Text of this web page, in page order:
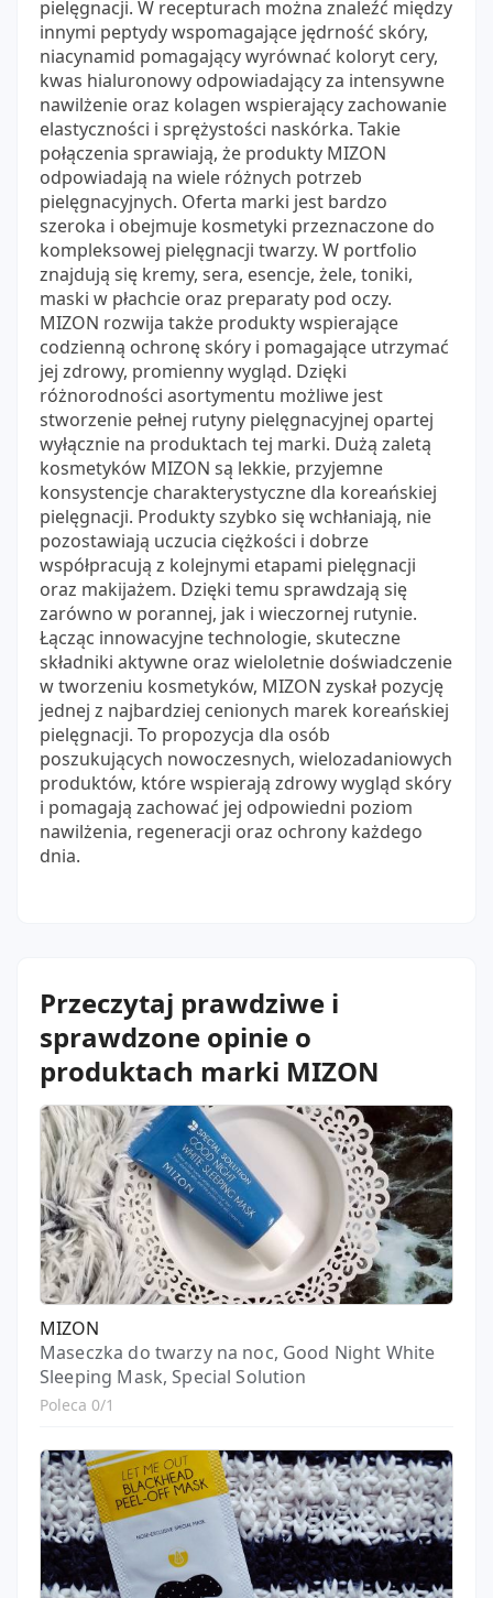
pielęgnacji. W recepturach można znaleźć między
innymi peptydy wspomagające jędrność skóry,
niacynamid pomagający wyrównać koloryt cery,
kwas hialuronowy odpowiadający za intensywne
nawilżenie oraz kolagen wspierający zachowanie
elastyczności i sprężystości naskórka. Takie
połączenia sprawiają, że produkty MIZON
odpowiadają na wiele różnych potrzeb
pielęgnacyjnych. Oferta marki jest bardzo
szeroka i obejmuje kosmetyki przeznaczone do
kompleksowej pielęgnacji twarzy. W portfolio
znajdują się kremy, sera, esencje, żele, toniki,
maski w płachcie oraz preparaty pod oczy.
MIZON rozwija także produkty wspierające
codzienną ochronę skóry i pomagające utrzymać
jej zdrowy, promienny wygląd. Dzięki
różnorodności asortymentu możliwe jest
stworzenie pełnej rutyny pielęgnacyjnej opartej
wyłącznie na produktach tej marki. Dużą zaletą
kosmetyków MIZON są lekkie, przyjemne
konsystencje charakterystyczne dla koreańskiej
pielęgnacji. Produkty szybko się wchłaniają, nie
pozostawiają uczucia ciężkości i dobrze
współpracują z kolejnymi etapami pielęgnacji
oraz makijażem. Dzięki temu sprawdzają się
zarówno w porannej, jak i wieczornej rutynie.
Łącząc innowacyjne technologie, skuteczne
składniki aktywne oraz wieloletnie doświadczenie
w tworzeniu kosmetyków, MIZON zyskał pozycję
jednej z najbardziej cenionych marek koreańskiej
pielęgnacji. To propozycja dla osób
poszukujących nowoczesnych, wielozadaniowych
produktów, które wspierają zdrowy wygląd skóry
i pomagają zachować jej odpowiedni poziom
nawilżenia, regeneracji oraz ochrony każdego
dnia.
Przeczytaj prawdziwe i
sprawdzone opinie o
produktach marki MIZON
MIZON
Maseczka do twarzy na noc, Good Night White
Sleeping Mask, Special Solution
Poleca 0/1